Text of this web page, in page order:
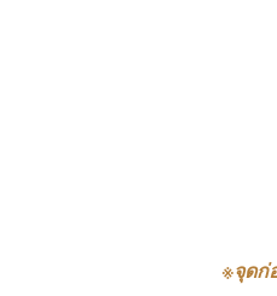
※จุดก่